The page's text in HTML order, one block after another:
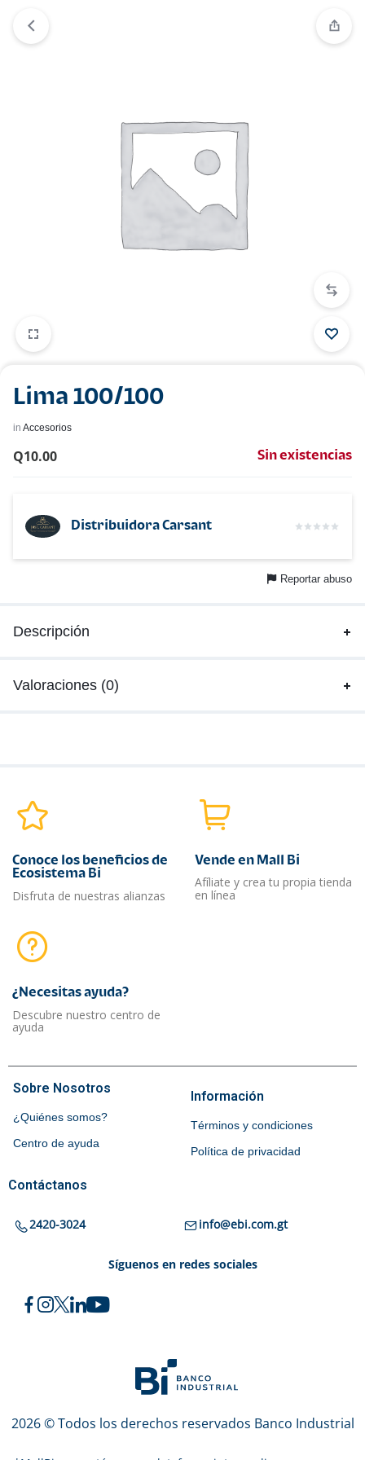
Lima 100/100
in Accesorios
Q10.00 Sin existencias
Distribuidora Carsant
Reportar abuso
Descripción
Valoraciones (0)
Conoce los beneficios de
Ecosistema Bi
Disfruta de nuestras alianzas
Vende en Mall Bi
Afíliate y crea tu propia tienda
en línea
¿Necesitas ayuda?​
Descubre nuestro centro de
ayuda
Sobre Nosotros
¿Quiénes somos?
Centro de ayuda
Información
Términos y condiciones
Política de privacidad
Contáctanos
2420-3024 info@ebi.com.gt
Síguenos en redes sociales
2026 © Todos los derechos reservados Banco Industrial